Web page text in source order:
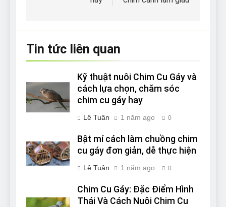
Tin tức liên quan
Kỹ thuật nuôi Chim Cu Gáy và
cách lựa chọn, chăm sóc
chim cu gáy hay
Lê Tuân 1 năm ago 0
Bật mí cách làm chuồng chim
cu gáy đơn giản, dễ thực hiện
Lê Tuân 1 năm ago 0
Chim Cu Gáy: Đặc Điểm Hình
Thái Và Cách Nuôi Chim Cu